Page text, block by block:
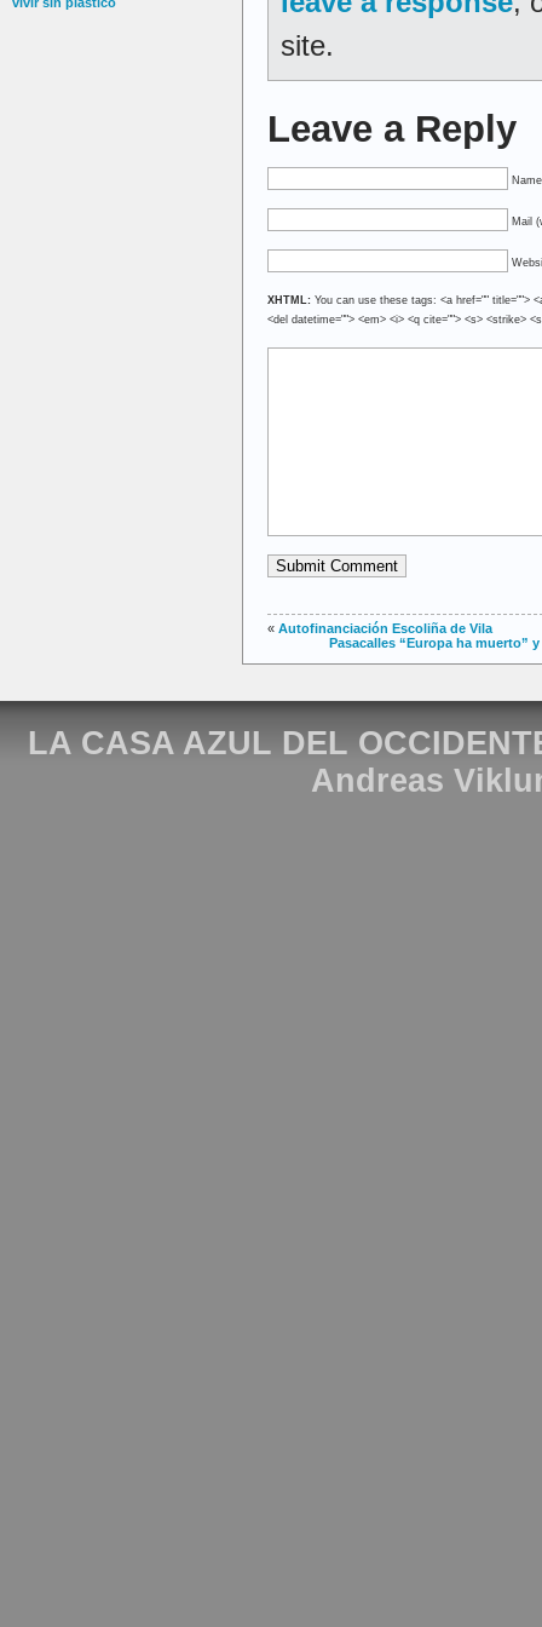
site.
Leave a Reply
Mail
XHTML: You can use these tags: <a href="" title="">
<del datetime=""> <em> <i> <q cite=""> <s> <strike>
« Autofinanciación Escoliña de Vila
Pasacalles “Europa ha muerto”
LA CASA AZUL DEL
Andreas